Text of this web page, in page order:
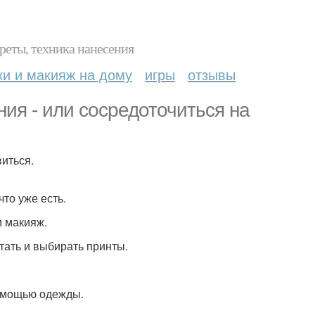
техника нанесения
и макияж на дому игры отзывы
- или сосредоточиться на
уже есть.
макияж.
и выбирать принты.
одежды.